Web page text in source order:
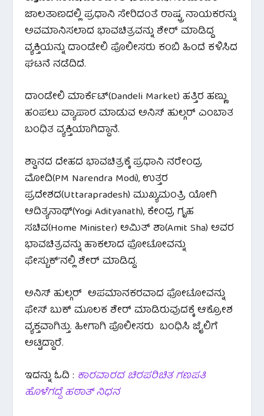
ಜಾಲತಾಣದಲ್ಲಿ ಪ್ರಧಾನಿ ಸೇರಿದಂತೆ ರಾಷ್ಟ್ರ ನಾಯಕರನ್ನು
ಅವಮಾನಿಸಲಾದ ಭಾವಚಿತ್ರವನ್ನು ಶೇರ್ ಮಾಡಿದ್ದ
ವ್ಯಕ್ತಿಯನ್ನು ದಾಂಡೇಲಿ ಪೊಲೀಸರು ಕಂಬಿ ಹಿಂದೆ ಕಳಿಸಿದ
ಘಟನೆ ನಡೆದಿದೆ.
ದಾಂಡೇಲಿ ಮಾರ್ಕೆಟ್(Dandeli Market) ಹತ್ತಿರ ಹಣ್ಣು
ಹಂಪಲು ವ್ಯಾಪಾರ ಮಾಡುವ ಅನಿಸ್ ಹುಲ್ಗರ್ ಎಂಬಾತ
ಬಂಧಿತ ವ್ಯಕ್ತಿಯಾಗಿದ್ದಾನೆ.
ಶ್ವಾನದ ದೇಹದ ಭಾವಚಿತ್ರಕ್ಕೆ ಪ್ರಧಾನಿ ನರೇಂದ್ರ
ಮೋದಿ(PM Narendra Modi), ಉತ್ತರ
ಪ್ರದೇಶದ(Uttarapradesh) ಮುಖ್ಯಮಂತ್ರಿ ಯೋಗಿ
ಆದಿತ್ಯನಾಥ್(Yogi Adityanath), ಕೇಂದ್ರ ಗೃಹ
ಸಚಿವ(Home Minister) ಅಮಿತ್ ಶಾ(Amit Sha) ಅವರ
ಭಾವಚಿತ್ರವನ್ನು ಹಾಕಲಾದ ಫೋಟೋವನ್ನು
ಫೇಸ್ಬುಕ್’ನಲ್ಲಿ ಶೇರ್ ಮಾಡಿದ್ದ.
ಅನಿಸ್ ಹುಲ್ಗರ್ ಅಪಮಾನಕರವಾದ ಫೋಟೋವನ್ನು
ಫೇಸ್ ಬುಕ್ ಮೂಲಕ ಶೇರ್ ಮಾಡಿರುವುದಕ್ಕೆ ಆಕ್ರೋಶ
ವ್ಯಕ್ತವಾಗಿತ್ತು. ಹೀಗಾಗಿ ಪೊಲೀಸರು ಬಂಧಿಸಿ ಜೈಲಿಗೆ
ಅಟ್ಟಿದ್ದಾರೆ.
ಇದನ್ನು ಓದಿ : ಕಾರವಾರದ ಚಿರಪರಿಚಿತ ಗಣಪತಿ
ಹೊಳೆಗದ್ದೆ ಹಠಾತ್ ನಿಧನ